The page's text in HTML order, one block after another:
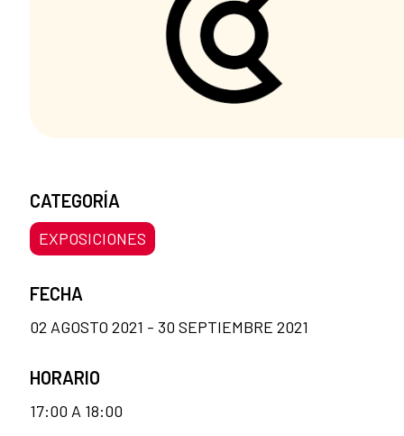
CATEGORÍA
EXPOSICIONES
FECHA
02 AGOSTO 2021 - 30 SEPTIEMBRE 2021
HORARIO
17:00 A 18:00